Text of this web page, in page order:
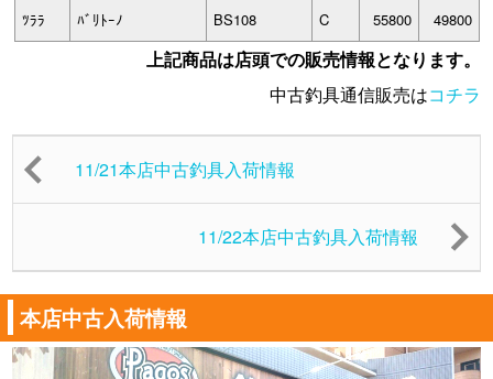
ﾂﾗﾗ ﾊﾞﾘﾄｰﾉ BS108 C 55800 49800
上記商品は店頭での販売情報となります。
中古釣具通信販売はコチラ
11/21本店中古釣具入荷情報
11/22本店中古釣具入荷情報
本店中古入荷情報